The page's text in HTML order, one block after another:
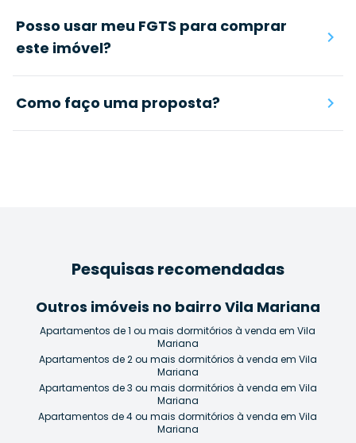
Posso usar meu FGTS para comprar
este imóvel?
Como faço uma proposta?
Pesquisas recomendadas
Outros imóveis no bairro Vila Mariana
Apartamentos de 1 ou mais dormitórios à venda em Vila
Mariana
Apartamentos de 2 ou mais dormitórios à venda em Vila
Mariana
Apartamentos de 3 ou mais dormitórios à venda em Vila
Mariana
Apartamentos de 4 ou mais dormitórios à venda em Vila
Mariana